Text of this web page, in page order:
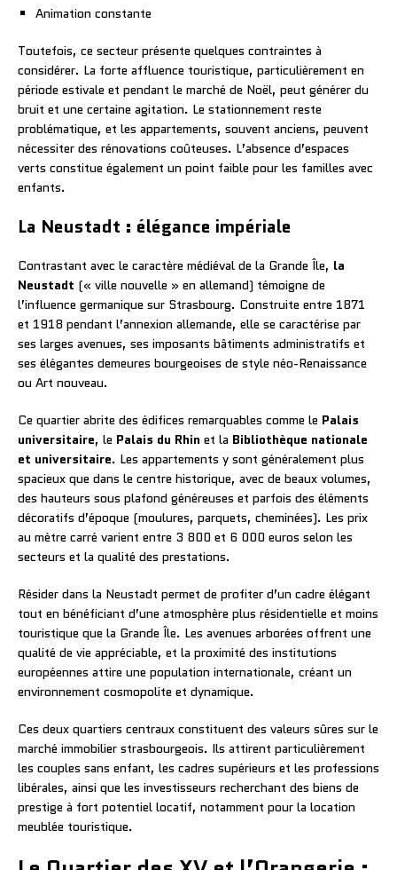
Animation constante
Toutefois, ce secteur présente quelques contraintes à
considérer. La forte affluence touristique, particulièrement en
période estivale et pendant le marché de Noël, peut générer du
bruit et une certaine agitation. Le stationnement reste
problématique, et les appartements, souvent anciens, peuvent
nécessiter des rénovations coûteuses. L’absence d’espaces
verts constitue également un point faible pour les familles avec
enfants.
La Neustadt : élégance impériale
Contrastant avec le caractère médiéval de la Grande Île, la
Neustadt (« ville nouvelle » en allemand) témoigne de
l’influence germanique sur Strasbourg. Construite entre 1871
et 1918 pendant l’annexion allemande, elle se caractérise par
ses larges avenues, ses imposants bâtiments administratifs et
ses élégantes demeures bourgeoises de style néo-Renaissance
ou Art nouveau.
Ce quartier abrite des édifices remarquables comme le Palais
universitaire, le Palais du Rhin et la Bibliothèque nationale
et universitaire. Les appartements y sont généralement plus
spacieux que dans le centre historique, avec de beaux volumes,
des hauteurs sous plafond généreuses et parfois des éléments
décoratifs d’époque (moulures, parquets, cheminées). Les prix
au mètre carré varient entre 3 800 et 6 000 euros selon les
secteurs et la qualité des prestations.
Résider dans la Neustadt permet de profiter d’un cadre élégant
tout en bénéficiant d’une atmosphère plus résidentielle et moins
touristique que la Grande Île. Les avenues arborées offrent une
qualité de vie appréciable, et la proximité des institutions
européennes attire une population internationale, créant un
environnement cosmopolite et dynamique.
Ces deux quartiers centraux constituent des valeurs sûres sur le
marché immobilier strasbourgeois. Ils attirent particulièrement
les couples sans enfant, les cadres supérieurs et les professions
libérales, ainsi que les investisseurs recherchant des biens de
prestige à fort potentiel locatif, notamment pour la location
meublée touristique.